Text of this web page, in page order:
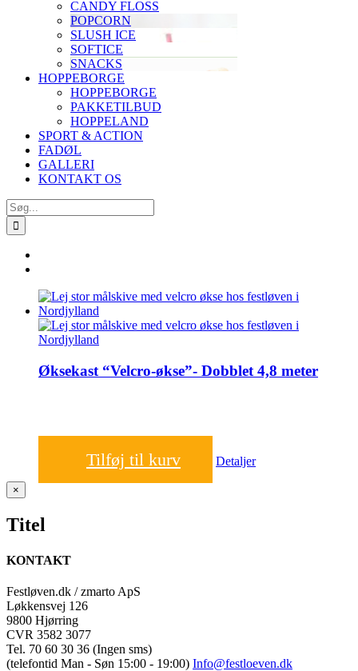
CANDY FLOSS
POPCORN
SLUSH ICE
SOFTICE
SNACKS
HOPPEBORGE
HOPPEBORGE
PAKKETILBUD
HOPPELAND
SPORT & ACTION
FADØL
GALLERI
KONTAKT OS
Søg
efter:
Øksekast “Velcro-økse”- Dobblet 4,8 meter
Tilføj til kurv Detaljer
Close
product
view
×
Titel
KONTAKT
Festløven.dk / zmarto ApS
Løkkensvej 126
9800 Hjørring
CVR 3582 3077
Tel. 70 60 30 36 (Ingen sms)
(telefontid Man - Søn 15:00 - 19:00) Info@festloeven.dk